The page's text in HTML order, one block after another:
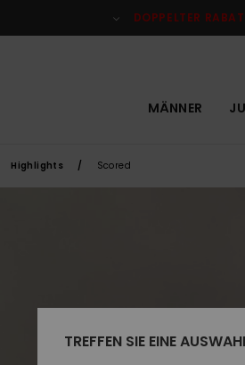
DOPPELTER
MÄNNER
Highlights Scored
TREFFEN SIE EINE